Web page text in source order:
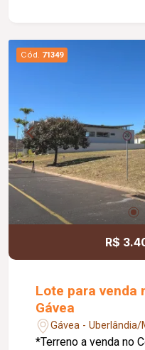
Cód. 71349
R$
Lote para venda
Gávea
Gávea - Uberlândia/
*Terreno a venda no